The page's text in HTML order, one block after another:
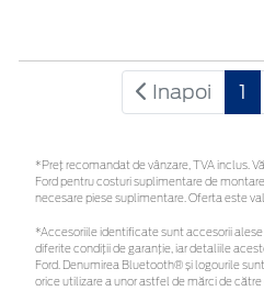
Inapoi 1
*Preţ recomandat de vânzare, TVA inclus.
Ford pentru costuri suplimentare de
necesare piese suplimentare. Oferta este
*Accesoriile identificate sunt accesorii alese
diferite condiții de garanție, iar detaliile
Ford. Denumirea Bluetooth® și logourile
orice utilizare a unor astfel de mărci de